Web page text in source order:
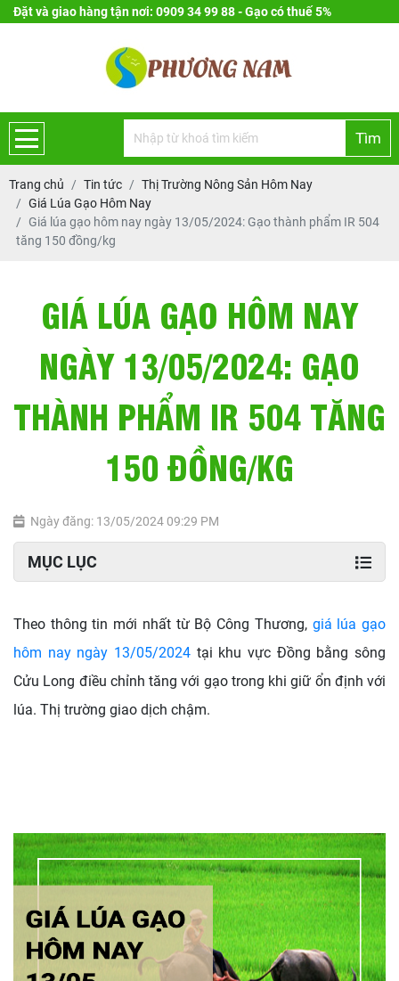
Đặt và giao hàng tận nơi: 0909 34 99 88 - Gạo có thuế 5%
Tìm
Trang chủ Tin tức
Thị Trường Nông Sản Hôm Nay
Giá Lúa Gạo Hôm Nay
Giá lúa gạo hôm nay ngày 13/05/2024: Gạo thành phẩm IR 504
tăng 150 đồng/kg
GIÁ LÚA GẠO HÔM NAY
NGÀY 13/05/2024: GẠO
THÀNH PHẨM IR 504 TĂNG
150 ĐỒNG/KG
Ngày đăng: 13/05/2024 09:29 PM
MỤC LỤC
Theo thông tin mới nhất từ Bộ Công Thương, giá lúa gạo
hôm nay ngày 13/05/2024 tại khu vực Đồng bằng sông
Cửu Long điều chỉnh tăng với gạo trong khi giữ ổn định với
lúa. Thị trường giao dịch chậm.